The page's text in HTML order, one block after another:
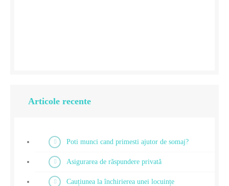
Articole recente
Poti munci cand primesti ajutor de somaj?
Asigurarea de răspundere privată
Cauțiunea la închirierea unei locuințe